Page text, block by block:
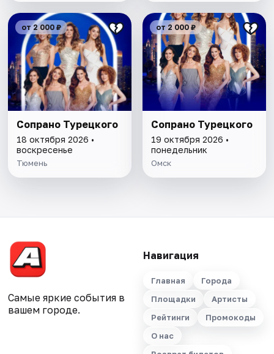
от 2 000 ₽
Сопрано Турецкого
18 октября 2026 •
воскресенье
Тюмень
от 2 000 ₽
Сопрано Турецкого
19 октября 2026 •
понедельник
Омск
Самые яркие события в
вашем городе.
Навигация
Главная
Города
Площадки
Артисты
Рейтинги
Промокоды
О нас